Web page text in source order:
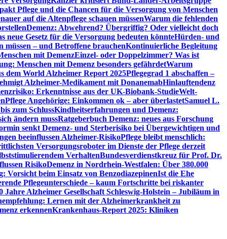
Pflege und die Chancen für die Versorgung von Menschen
auf die Altenpflege schauen müssenWarum die fehlenden
Demenz: Abwehrend? Übergriffig? Oder vielleicht doch
neue Gesetz für die Versorgung bedeuten könnteHürden- und
– und Betroffene brauchenKontinuierliche Begleitung
mit DemenzEinzel- oder Doppelzimmer? Was ist
Menschen mit Demenz besonders gefährdetWarum
dem World Alzheimer Report 2025Pflegegrad 1 abschaffen –
Alzheimer-Medikament mit DonanemabHinlauftendenz
Erkenntnisse aus der UK-Biobank-StudieWelt-
Pflege Angehörige: Einkommen ok – aber überlastetSamuel L.
zum SchlussKindheitserfahrungen und Demenz:
ändern mussRatgeberbuch Demenz: neues aus Forschung
senkt Demenz- und Sterberisiko bei Übergewichtigen und
beeinflussen Alzheimer-RisikoPflege bleibt menschlich:
Versorgungsroboter im Dienste der Pflege derzeit
VerhaltenBundesverdienstkreuz für Prof. Dr.
RisikoDemenz in Nordrhein-Westfalen: Über 380.000
Vorsicht beim Einsatz von BenzodiazepinenIst die Ehe
Pflegeunterschiede – kaum Fortschritte bei riskanter
Jahre Alzheimer Gesellschaft Schleswig-Holstein – Jubiläum in
Lernen mit der Alzheimerkrankheit zu
erkennenKrankenhaus-Report 2025: Kliniken